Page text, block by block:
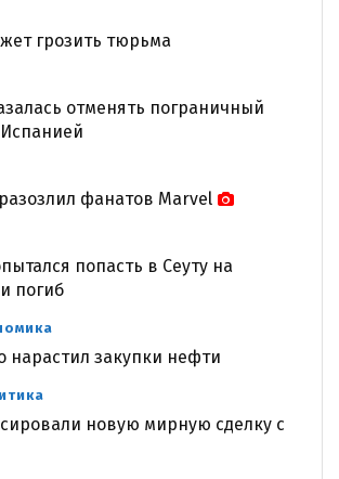
грозить тюрьма
отменять пограничный
фанатов Marvel
попасть в Сеуту на
погиб
нарастил закупки нефти
новую мирную сделку с